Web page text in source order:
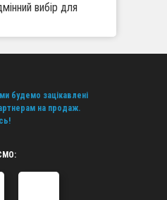
вибір для
без необхідності
постачальника
рівень сервісу та
асортимент без
будемо зацікавлені
на продаж.